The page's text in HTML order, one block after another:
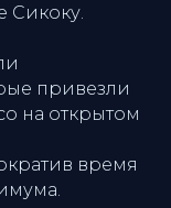
Сикоку.
привезли
на открытом
время